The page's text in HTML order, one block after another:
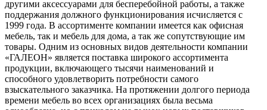
другими аксессуарами для бесперебойной работы, а также
поддержания должного функционирования исчисляется с
1999 года. В ассортименте компании имеется как офисная
мебель, так и мебель для дома, а так же сопутствующие им
товары. Одним из основных видов деятельности компании
«ГАЛЕОН» является поставка широкого ассортимента
продукции, включающего тысячи наименований и
способного удовлетворить потребности самого
взыскательного заказчика. На протяжении долгого периода
времени мебель во всех организациях была весьма